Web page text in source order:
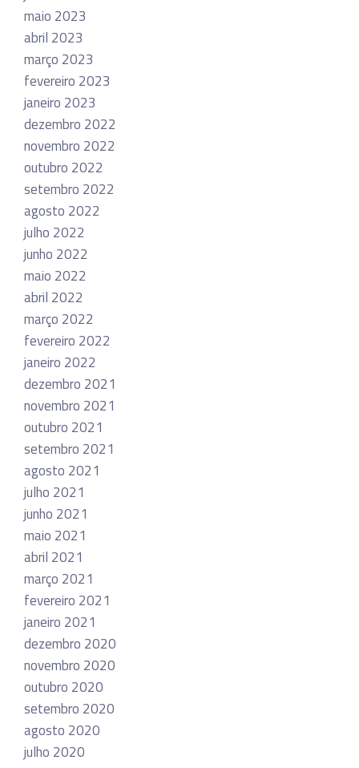
maio 2023
abril 2023
março 2023
fevereiro 2023
janeiro 2023
dezembro 2022
novembro 2022
outubro 2022
setembro 2022
agosto 2022
julho 2022
junho 2022
maio 2022
abril 2022
março 2022
fevereiro 2022
janeiro 2022
dezembro 2021
novembro 2021
outubro 2021
setembro 2021
agosto 2021
julho 2021
junho 2021
maio 2021
abril 2021
março 2021
fevereiro 2021
janeiro 2021
dezembro 2020
novembro 2020
outubro 2020
setembro 2020
agosto 2020
julho 2020